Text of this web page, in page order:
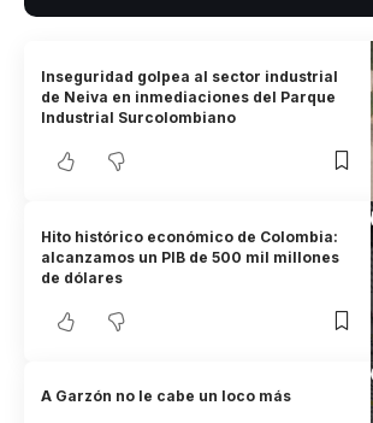
Inseguridad golpea al sector industrial
de Neiva en inmediaciones del Parque
Industrial Surcolombiano
Hito histórico económico de Colombia:
alcanzamos un PIB de 500 mil millones
de dólares
A Garzón no le cabe un loco más